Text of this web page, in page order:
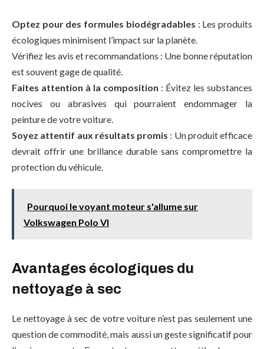
Optez pour des formules biodégradables : Les produits
écologiques minimisent l’impact sur la planète.
Vérifiez les avis et recommandations : Une bonne réputation
est souvent gage de qualité.
Faites attention à la composition : Évitez les substances
nocives ou abrasives qui pourraient endommager la
peinture de votre voiture.
Soyez attentif aux résultats promis : Un produit efficace
devrait offrir une brillance durable sans compromettre la
protection du véhicule.
Pourquoi le voyant moteur s'allume sur
Volkswagen Polo VI
Avantages écologiques du
nettoyage à sec
Le nettoyage à sec de votre voiture n’est pas seulement une
question de commodité, mais aussi un geste significatif pour